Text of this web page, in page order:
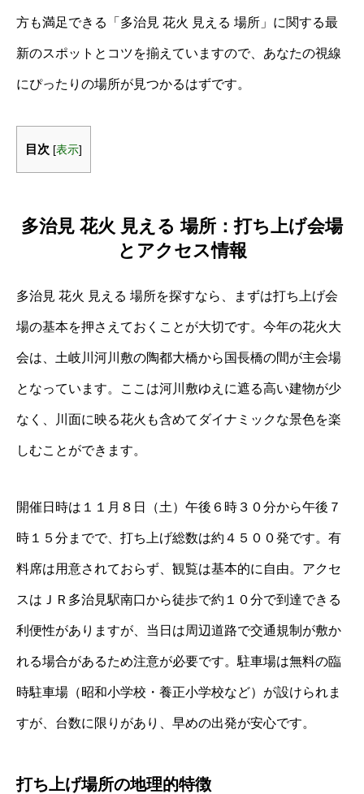
方も満足できる「多治見 花火 見える 場所」に関する最
新のスポットとコツを揃えていますので、あなたの視線
にぴったりの場所が見つかるはずです。
目次 [表示]
多治見 花火 見える 場所：打ち上げ会場
とアクセス情報
多治見 花火 見える 場所を探すなら、まずは打ち上げ会
場の基本を押さえておくことが大切です。今年の花火大
会は、土岐川河川敷の陶都大橋から国長橋の間が主会場
となっています。ここは河川敷ゆえに遮る高い建物が少
なく、川面に映る花火も含めてダイナミックな景色を楽
しむことができます。
開催日時は１１月８日（土）午後６時３０分から午後７
時１５分までで、打ち上げ総数は約４５００発です。有
料席は用意されておらず、観覧は基本的に自由。アクセ
スはＪＲ多治見駅南口から徒歩で約１０分で到達できる
利便性がありますが、当日は周辺道路で交通規制が敷か
れる場合があるため注意が必要です。駐車場は無料の臨
時駐車場（昭和小学校・養正小学校など）が設けられま
すが、台数に限りがあり、早めの出発が安心です。
打ち上げ場所の地理的特徴